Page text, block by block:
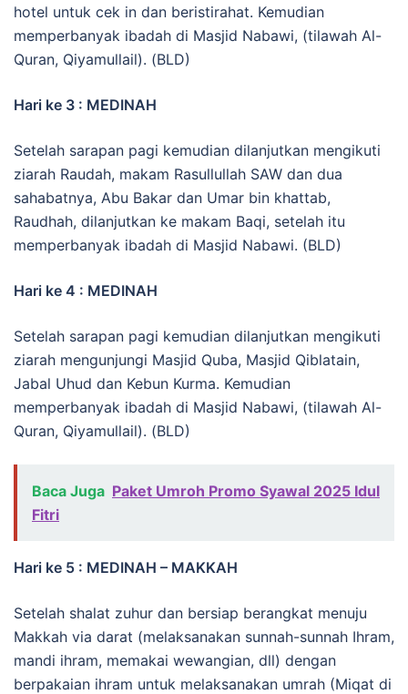
hotel untuk cek in dan beristirahat. Kemudian
memperbanyak ibadah di Masjid Nabawi, (tilawah Al-
Quran, Qiyamullail). (BLD)
Hari ke 3 : MEDINAH
Setelah sarapan pagi kemudian dilanjutkan mengikuti
ziarah Raudah, makam Rasullullah SAW dan dua
sahabatnya, Abu Bakar dan Umar bin khattab,
Raudhah, dilanjutkan ke makam Baqi, setelah itu
memperbanyak ibadah di Masjid Nabawi. (BLD)
Hari ke 4 : MEDINAH
Setelah sarapan pagi kemudian dilanjutkan mengikuti
ziarah mengunjungi Masjid Quba, Masjid Qiblatain,
Jabal Uhud dan Kebun Kurma. Kemudian
memperbanyak ibadah di Masjid Nabawi, (tilawah Al-
Quran, Qiyamullail). (BLD)
Baca Juga Paket Umroh Promo Syawal 2025 Idul
Fitri
Hari ke 5 : MEDINAH – MAKKAH
Setelah shalat zuhur dan bersiap berangkat menuju
Makkah via darat (melaksanakan sunnah-sunnah Ihram,
mandi ihram, memakai wewangian, dll) dengan
berpakaian ihram untuk melaksanakan umrah (Miqat di